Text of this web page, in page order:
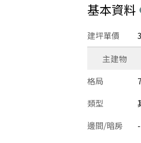
基本資料
建坪單價
主建物
格局
類型
邊間/暗房